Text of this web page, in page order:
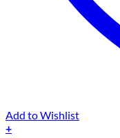
Add to Wishlist
+